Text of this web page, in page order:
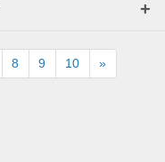
8 9 10 »Next